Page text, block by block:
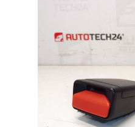
Obchodní podmínky
Ochrana osobních údajů